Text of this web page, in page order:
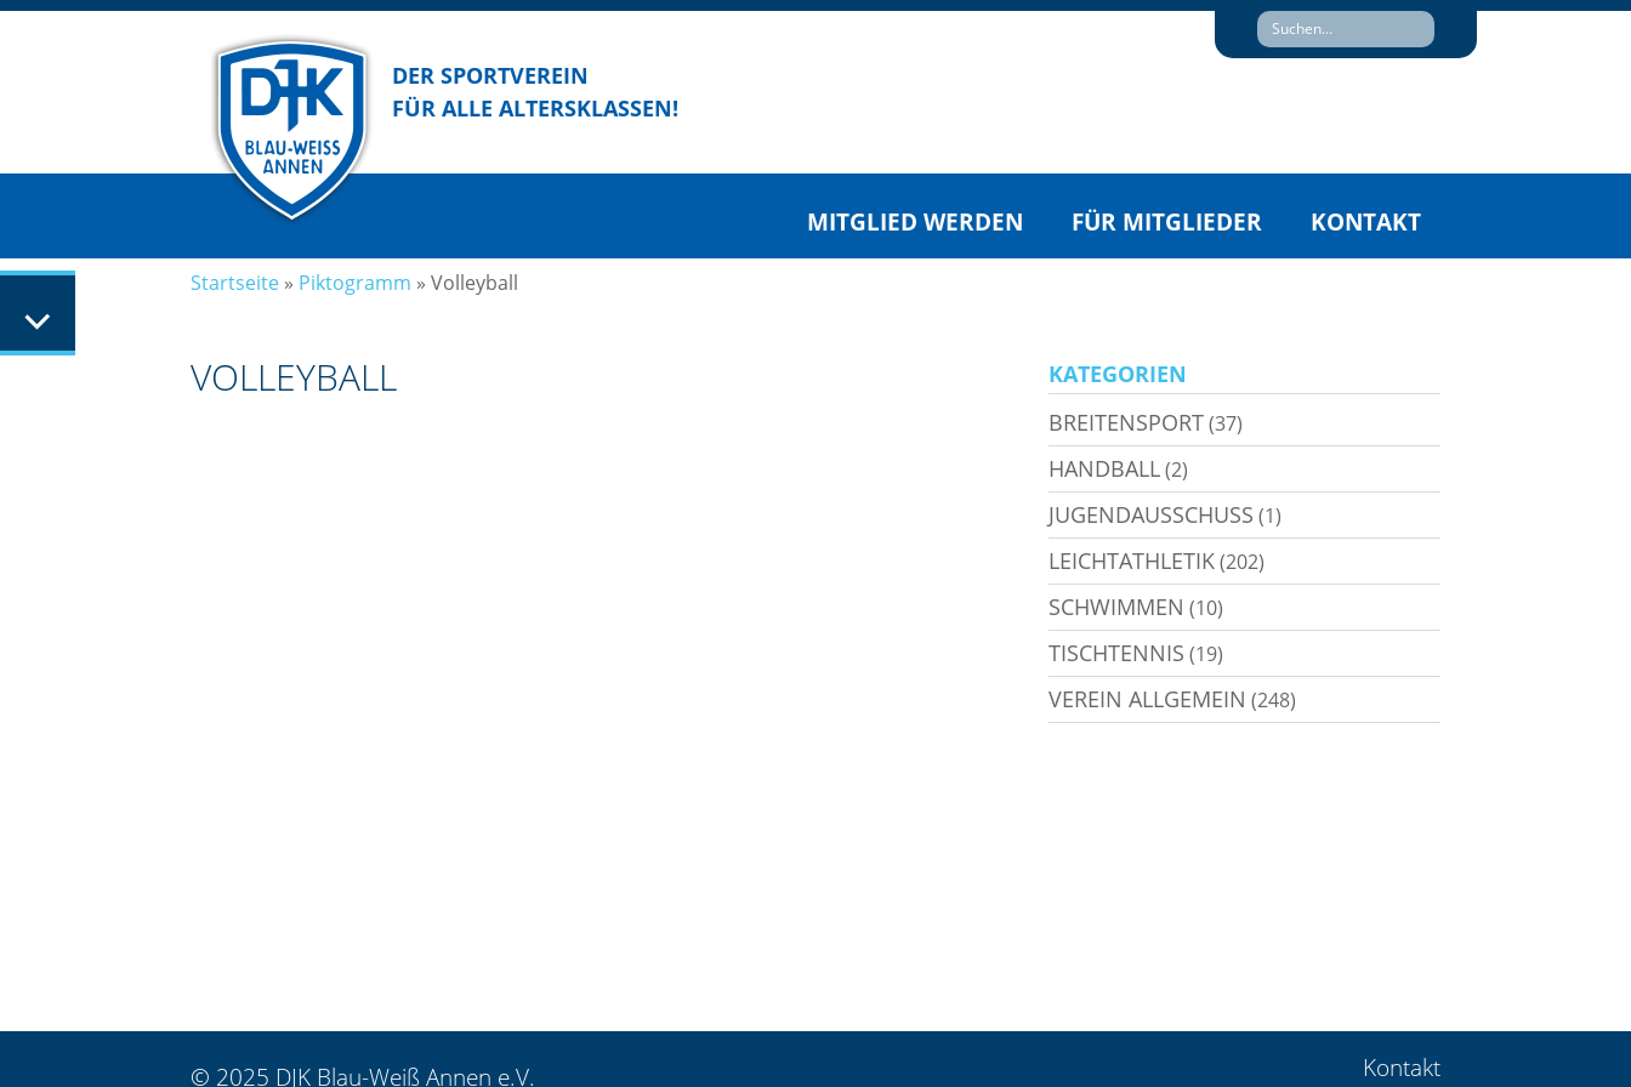
DER SPORTVEREIN
FÜR ALLE ALTERSKLASSEN!
MITGLIED WERDEN FÜR MITGLIEDER KONTAKT
Startseite » Piktogramm » Volleyball
VOLLEYBALL
KATEGORIEN
BREITENSPORT(37)
HANDBALL(2)
JUGENDAUSSCHUSS (1)
LEICHTATHLETIK(202)
SCHWIMMEN (10)
TISCHTENNIS (19)
VEREIN ALLGEMEIN (248)
© 2025 DJK Blau-Weiß Annen e.V.
Kontakt